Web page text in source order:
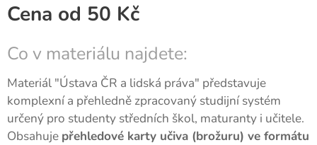
Cena od 50 Kč
Co v materiálu najdete:
Materiál "Ústava ČR a lidská práva" představuje
komplexní a přehledně zpracovaný studijní systém
určený pro studenty středních škol, maturanty i učitele.
Obsahuje přehledové karty učiva (brožuru) ve formátu